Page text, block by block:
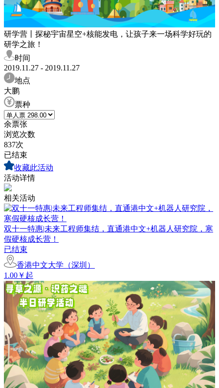
研学营丨探秘宇宙星空+核能发电，让孩子来一场科学好玩的
研学之旅！
时间
2019.11.27 - 2019.11.27
地点
大鹏
票种
余票张
浏览次数
837次
已结束
收藏此活动
活动详情
相关活动
双十一特惠|未来工程师集结，直通港中文+机器人研究院，寒
假硬核成长营！
已结束
香港中文大学（深圳）
1.00￥起